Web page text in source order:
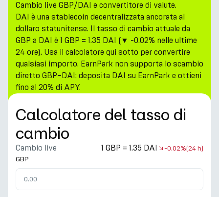
Cambio live GBP/DAI e convertitore di valute.
DAI è una stablecoin decentralizzata ancorata al
dollaro statunitense. Il tasso di cambio attuale da
GBP a DAI è 1 GBP = 1.35 DAI (▼ -0.02% nelle ultime
24 ore). Usa il calcolatore qui sotto per convertire
qualsiasi importo. EarnPark non supporta lo scambio
diretto GBP–DAI: deposita DAI su EarnPark e ottieni
fino al 20% di APY.
Calcolatore del tasso di
cambio
Cambio live 1 GBP = 1.35 DAI -0.02%(24 h)
GBP